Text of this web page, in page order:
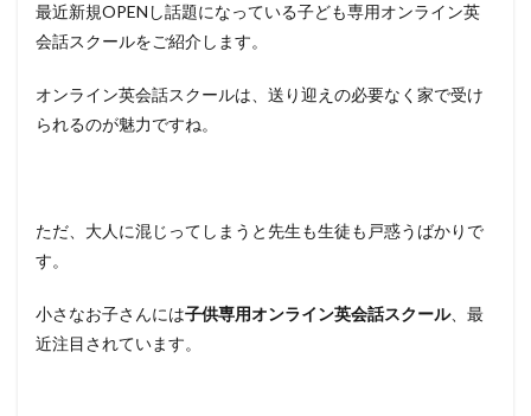
最近新規OPENし話題になっている子ども専用オンライン英
会話スクールをご紹介します。
オンライン英会話スクールは、送り迎えの必要なく家で受け
られるのが魅力ですね。
ただ、大人に混じってしまうと先生も生徒も戸惑うばかりで
す。
小さなお子さんには子供専用オンライン英会話スクール、最
近注目されています。